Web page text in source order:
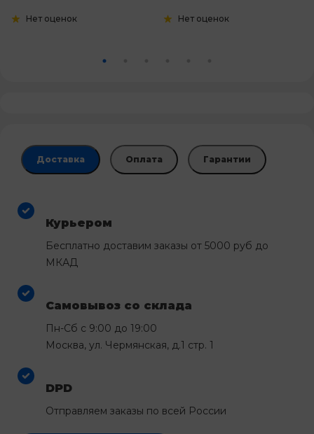
Нет оценок Нет оценок
Доставка Оплата Гарантии
Курьером
Бесплатно доставим заказы от 5000 руб до
МКАД
Самовывоз со склада
Пн-Сб с 9:00 до 19:00
Москва, ул. Чермянская, д.1 стр. 1
DPD
Отправляем заказы по всей России